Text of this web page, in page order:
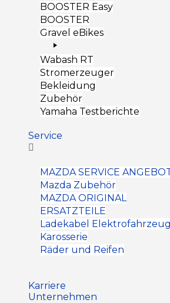
BOOSTER Easy
BOOSTER
Gravel eBikes
Wabash RT
Stromerzeuger
Bekleidung
Zubehör
Yamaha Testberichte
Service
MAZDA SERVICE
Mazda Zubehör
MAZDA ORIGINAL
ERSATZTEILE
Ladekabel
Karosserie
Räder und Reifen
Karriere
Unternehmen